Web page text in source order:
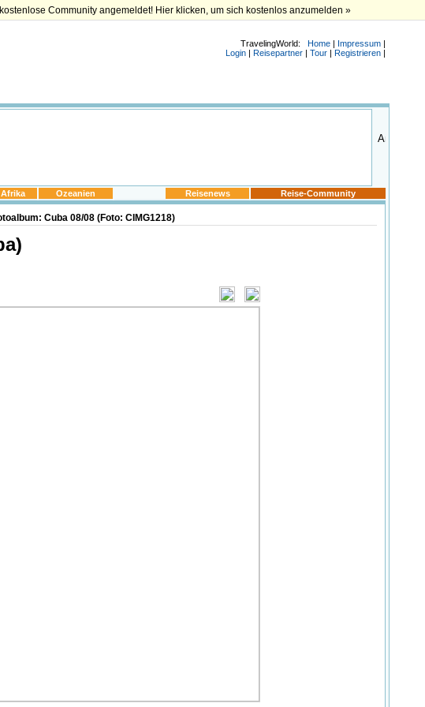
Community angemeldet! Hier klicken, um sich kostenlos anzumelden »
TravelingWorld: Home | Impressum |
Login | Reisepartner | Tour | Registrieren |
Afrika Ozeanien Reisenews Reise-Community
Cuba 08/08 (Foto: CIMG1218)